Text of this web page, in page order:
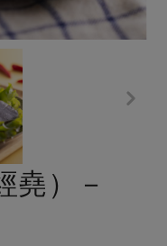
品
潔
土農糧
題
廢
育
堯）－